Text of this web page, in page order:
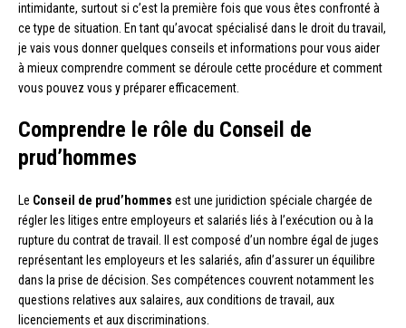
intimidante, surtout si c’est la première fois que vous êtes confronté à
ce type de situation. En tant qu’avocat spécialisé dans le droit du travail,
je vais vous donner quelques conseils et informations pour vous aider
à mieux comprendre comment se déroule cette procédure et comment
vous pouvez vous y préparer efficacement.
Comprendre le rôle du Conseil de
prud’hommes
Le Conseil de prud’hommes est une juridiction spéciale chargée de
régler les litiges entre employeurs et salariés liés à l’exécution ou à la
rupture du contrat de travail. Il est composé d’un nombre égal de juges
représentant les employeurs et les salariés, afin d’assurer un équilibre
dans la prise de décision. Ses compétences couvrent notamment les
questions relatives aux salaires, aux conditions de travail, aux
licenciements et aux discriminations.